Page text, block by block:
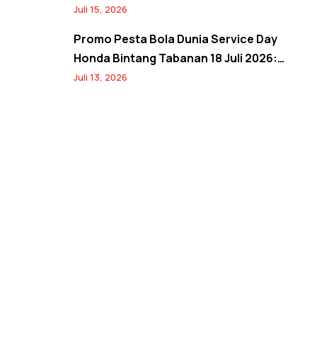
Mobil Hemat Biaya
Juli 15, 2026
Promo Pesta Bola Dunia Service Day
Honda Bintang Tabanan 18 Juli 2026:
Banjir Diskon Servis hingga 20% dan
Juli 13, 2026